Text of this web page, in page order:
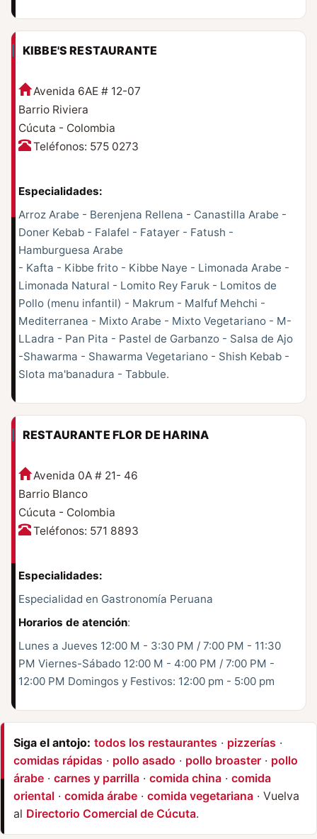
KIBBE'S RESTAURANTE
Avenida 6AE # 12-07
Barrio Riviera
Cúcuta - Colombia
Teléfonos: 575 0273
Especialidades:
Arroz Arabe - Berenjena Rellena - Canastilla Arabe -
Doner Kebab - Falafel - Fatayer - Fatush -
Hamburguesa Arabe
- Kafta - Kibbe frito - Kibbe Naye - Limonada Arabe -
Limonada Natural - Lomito Rey Faruk - Lomitos de
Pollo (menu infantil) - Makrum - Malfuf Mehchi -
Mediterranea - Mixto Arabe - Mixto Vegetariano - M-
LLadra - Pan Pita - Pastel de Garbanzo - Salsa de Ajo
-Shawarma - Shawarma Vegetariano - Shish Kebab -
Slota ma'banadura - Tabbule.
RESTAURANTE FLOR DE HARINA
Avenida 0A # 21- 46
Barrio Blanco
Cúcuta - Colombia
Teléfonos: 571 8893
Especialidades:
Especialidad en Gastronomía Peruana
Horarios de atención:
Lunes a Jueves 12:00 M - 3:30 PM / 7:00 PM - 11:30
PM Viernes-Sábado 12:00 M - 4:00 PM / 7:00 PM -
12:00 PM Domingos y Festivos: 12:00 pm - 5:00 pm
Siga el antojo: todos los restaurantes · pizzerías ·
comidas rápidas · pollo asado · pollo broaster · pollo
árabe · carnes y parrilla · comida china · comida
oriental · comida árabe · comida vegetariana · Vuelva
al Directorio Comercial de Cúcuta.